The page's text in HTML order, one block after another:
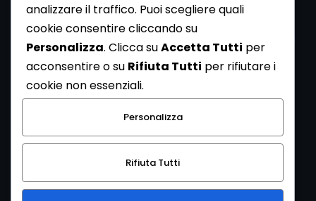
Newsletter
Se vuoi ricevere la Rivista gratuita di archeologia realizzata
dalla Redazione di ArcheoMedia iscriviti alla nostra
Newsletter [Clicca Qui]
Con l'invio del messaggio l'utente dichiara di aver letto
l’informativa sulla privacy e di acconsentire al trattamento
dei propri dati personali.
analizzare il traffico. Puoi scegliere quali
cookie consentire cliccando su
Personalizza. Clicca suAccetta Tutti per
acconsentire o su Rifiuta Tutti per rifiutare i
cookie non essenziali.
Personalizza
Rifiuta Tutti